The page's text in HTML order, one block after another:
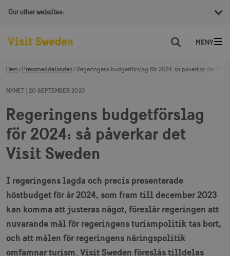
Our other websites:
Sök
Hem Pressmeddelanden Regeringens budgetförslag för 2024: så påverkar det Visit
NYHET 20 SEPTEMBER 2023
Regeringens budgetförslag
för 2024: så påverkar det
Visit Sweden
I regeringens lagda och precis presenterade
höstbudget för år 2024, som fram till december 2023
kan komma att justeras något, föreslår regeringen att
nuvarande mål för regeringens turismpolitik tas bort,
och att målen för regeringens näringspolitik
omfamnar turism. Visit Sweden föreslås tilldelas